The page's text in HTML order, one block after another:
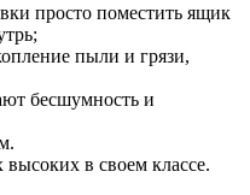
просто поместить ящик
пыли и грязи,
бесшумность и
высоких в своем классе.